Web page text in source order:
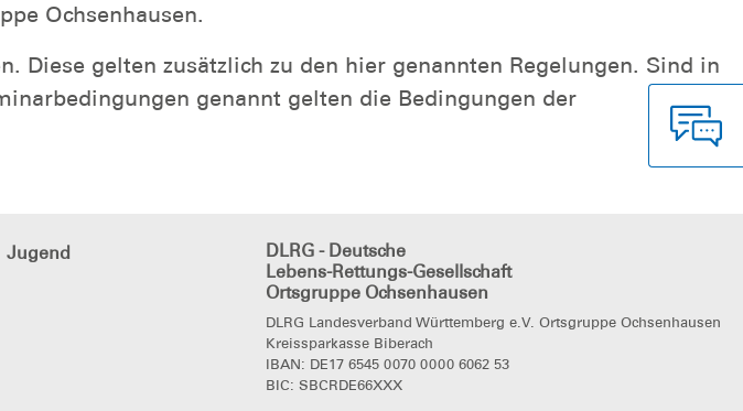
Ochsenhausen.
Diese gelten zusätzlich zu den hier genannten Regelungen. Sind in
genannt gelten die Bedingungen der
Jugend
DLRG - Deutsche
Lebens-Rettungs-Gesellschaft
Ortsgruppe Ochsenhausen
DLRG Landesverband Württemberg e.V. Ortsgruppe Ochsenhausen
Kreissparkasse Biberach
IBAN: DE17 6545 0070 0000 6062 53
BIC: SBCRDE66XXX